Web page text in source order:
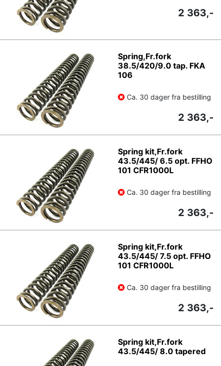
2 363,-
Spring,Fr.fork
38.5/420/9.0 tap. FKA
106
Ca. 30 dager fra bestilling
2 363,-
Spring kit,Fr.fork
43.5/445/ 6.5 opt. FFHO
101 CFR1000L
Ca. 30 dager fra bestilling
2 363,-
Spring kit,Fr.fork
43.5/445/ 7.5 opt. FFHO
101 CFR1000L
Ca. 30 dager fra bestilling
2 363,-
Spring kit,Fr.fork
43.5/445/ 8.0 tapered